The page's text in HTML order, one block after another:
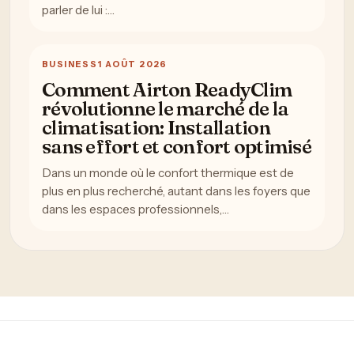
parler de lui :…
BUSINESS 1 AOÛT 2026
Comment Airton ReadyClim
révolutionne le marché de la
climatisation: Installation
sans effort et confort optimisé
Dans un monde où le confort thermique est de
plus en plus recherché, autant dans les foyers que
dans les espaces professionnels,…